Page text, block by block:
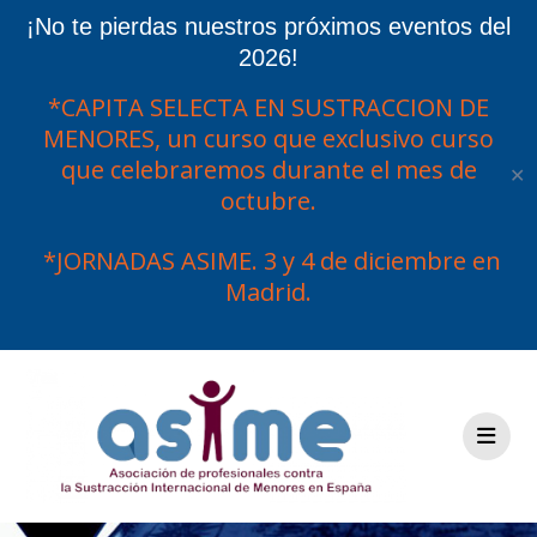
¡No te pierdas nuestros próximos eventos del
2026!
*CAPITA SELECTA EN SUSTRACCION DE
MENORES, un curso que exclusivo curso
que celebraremos durante el mes de
octubre.
*JORNADAS ASIME. 3 y 4 de diciembre en
Madrid.
✕
contenido